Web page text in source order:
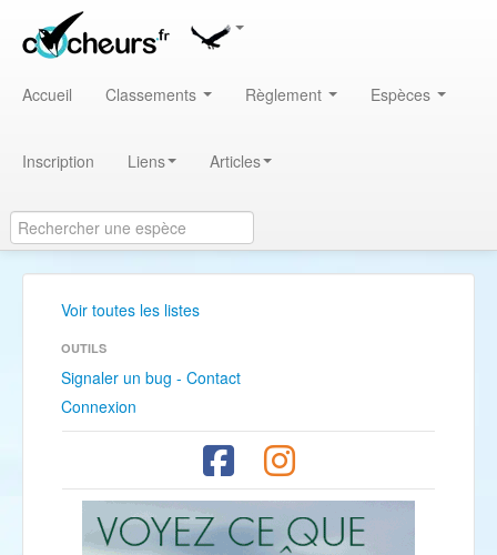
Accueil Classements Règlement Espèces
Inscription Liens Articles
Voir toutes les listes
OUTILS
Signaler un bug - Contact
Connexion